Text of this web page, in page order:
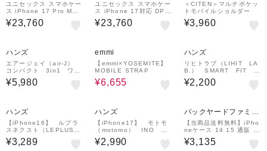
ユニセックス スマホケー
ス iPhone 17 Pro Max
対応 DP1114
¥23,760
ユニセックス スマホケー
ス iPhone 17対応 DP1
112
¥23,760
＜CITEN＞マルチポケッ
トモバイルショルダー
¥3,960
ハンズ
エアージェイ（air-J）
コンパクト 3in1 ワイ
ヤレス充電ステーショ
ン ホワイト
¥5,980
emmi
【emmi×YOSEMITE】
MOBILE STRAP
¥6,655
ハンズ
リヒトラブ（LIHIT LA
B.） SMART FIT A
CTACT バッグインバッ
グ A5 ヨコ型 A－76
¥2,200
ハンズ
【iPhone16】 ルプラ
スネクスト（LEPLUS
NEXT） 耐傷・耐衝撃
ハイブリッドケース
¥3,289
ハンズ
【iPhone17】 モトモ
（motomo） INO AC
HROME SHIELD CA
SE クロームゴールド
¥2,990
バックヤードファミリ
ー
【当商品送料無料】iPho
neケース 14 15 通販 ア
イフォン14ケース アイ
フォン15 iPhone14 iP
¥3,135